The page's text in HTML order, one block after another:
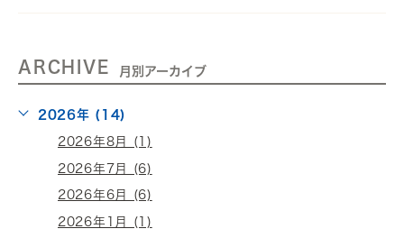
ARCHIVE 月別アーカイブ
2026年 (14)
2026年8月 (1)
2026年7月 (6)
2026年6月 (6)
2026年1月 (1)